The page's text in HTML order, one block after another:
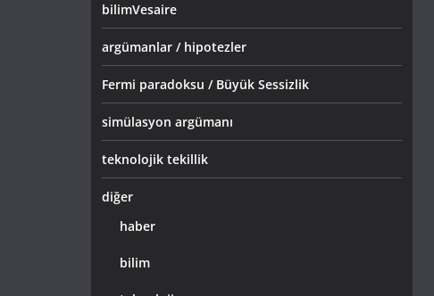
bilimVesaire
argümanlar / hipotezler
Fermi paradoksu / Büyük Sessizlik
simülasyon argümanı
teknolojik tekillik
diğer
haber
bilim